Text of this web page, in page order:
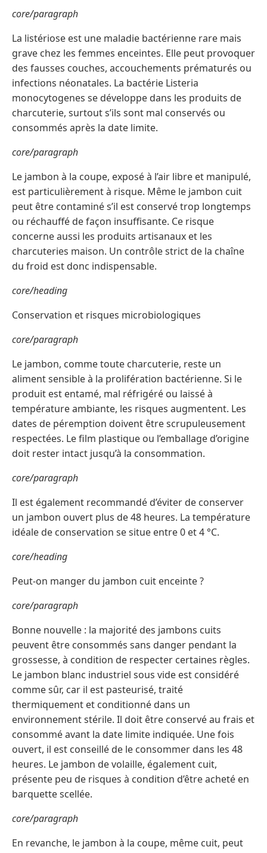
core/paragraph
La listériose est une maladie bactérienne rare mais
grave chez les femmes enceintes. Elle peut provoquer
des fausses couches, accouchements prématurés ou
infections néonatales. La bactérie Listeria
monocytogenes se développe dans les produits de
charcuterie, surtout s’ils sont mal conservés ou
consommés après la date limite.
core/paragraph
Le jambon à la coupe, exposé à l’air libre et manipulé,
est particulièrement à risque. Même le jambon cuit
peut être contaminé s’il est conservé trop longtemps
ou réchauffé de façon insuffisante. Ce risque
concerne aussi les produits artisanaux et les
charcuteries maison. Un contrôle strict de la chaîne
du froid est donc indispensable.
core/heading
Conservation et risques microbiologiques
core/paragraph
Le jambon, comme toute charcuterie, reste un
aliment sensible à la prolifération bactérienne. Si le
produit est entamé, mal réfrigéré ou laissé à
température ambiante, les risques augmentent. Les
dates de péremption doivent être scrupuleusement
respectées. Le film plastique ou l’emballage d’origine
doit rester intact jusqu’à la consommation.
core/paragraph
Il est également recommandé d’éviter de conserver
un jambon ouvert plus de 48 heures. La température
idéale de conservation se situe entre 0 et 4 °C.
core/heading
Peut-on manger du jambon cuit enceinte ?
core/paragraph
Bonne nouvelle : la majorité des jambons cuits
peuvent être consommés sans danger pendant la
grossesse, à condition de respecter certaines règles.
Le jambon blanc industriel sous vide est considéré
comme sûr, car il est pasteurisé, traité
thermiquement et conditionné dans un
environnement stérile. Il doit être conservé au frais et
consommé avant la date limite indiquée. Une fois
ouvert, il est conseillé de le consommer dans les 48
heures. Le jambon de volaille, également cuit,
présente peu de risques à condition d’être acheté en
barquette scellée.
core/paragraph
En revanche, le jambon à la coupe, même cuit, peut